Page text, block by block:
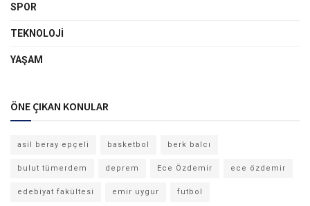
SPOR
TEKNOLOJI
YAŞAM
ÖNE ÇIKAN KONULAR
asil beray epçeli basketbol berk balcı
bulut tümerdem deprem Ece Özdemir ece özdemir
edebiyat fakültesi emir uygur futbol